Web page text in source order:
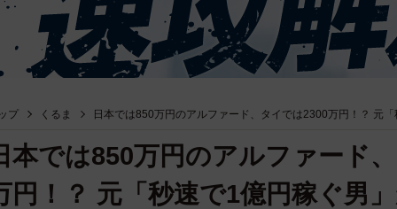
プ くるま 日本では850万円のアルファード、タイでは2300万円！？ 元
本では850万円のアルファード
円！？ 元「秒速で1億円稼ぐ男